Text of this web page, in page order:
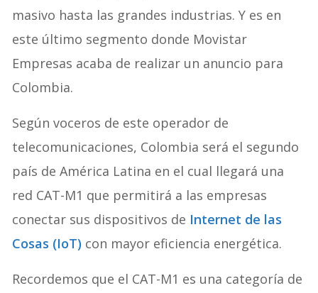
masivo hasta las grandes industrias. Y es en
este último segmento donde Movistar
Empresas acaba de realizar un anuncio para
Colombia.
Según voceros de este operador de
telecomunicaciones, Colombia será el segundo
país de América Latina en el cual llegará una
red CAT-M1 que permitirá a las empresas
conectar sus dispositivos de Internet de las
Cosas (IoT) con mayor eficiencia energética.
Recordemos que el CAT-M1 es una categoría de